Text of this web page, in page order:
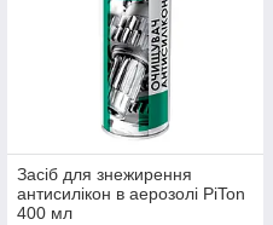
Засіб для знежирення
антисилікон в аерозолі PiTon
400 мл